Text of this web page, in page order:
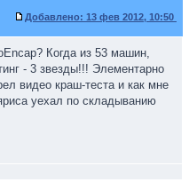
Добавлено: 13 фев 2012, 10:50
Когда из 53 машин,
- 3 звезды!!! Элементарно
видео краш-теста и как мне
уехал по складыванию